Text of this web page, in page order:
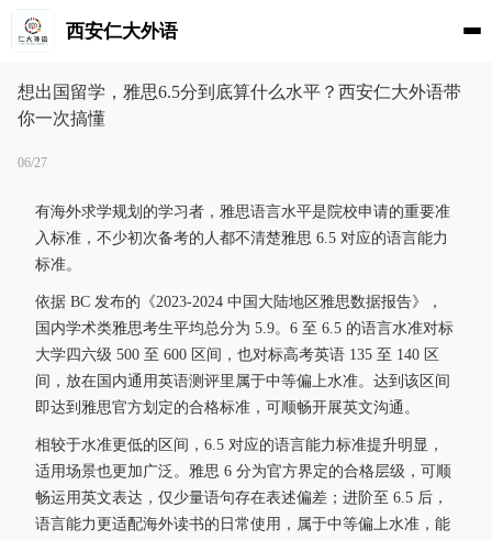
西安仁大外语
想出国留学，雅思6.5分到底算什么水平？西安仁大外语带
你一次搞懂
06/27
有海外求学规划的学习者，雅思语言水平是院校申请的重要准
入标准，不少初次备考的人都不清楚雅思 6.5 对应的语言能力
标准。
依据 BC 发布的《2023-2024 中国大陆地区雅思数据报告》，
国内学术类雅思考生平均总分为 5.9。6 至 6.5 的语言水准对标
大学四六级 500 至 600 区间，也对标高考英语 135 至 140 区
间，放在国内通用英语测评里属于中等偏上水准。达到该区间
即达到雅思官方划定的合格标准，可顺畅开展英文沟通。
相较于水准更低的区间，6.5 对应的语言能力标准提升明显，
适用场景也更加广泛。雅思 6 分为官方界定的合格层级，可顺
畅运用英文表达，仅少量语句存在表述偏差；进阶至 6.5 后，
语言能力更适配海外读书的日常使用，属于中等偏上水准，能